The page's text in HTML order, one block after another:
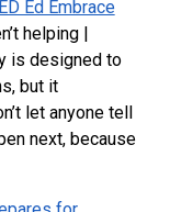
Ed Embrace
helping |
is designed to
but it
let anyone tell
next, because